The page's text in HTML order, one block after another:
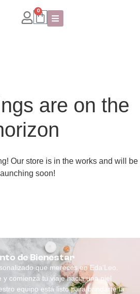
0
are on the
Our store is in the works and will be
launching soon!
de Bienestar
que mereces en Eda’Leo.
y comienza tu viaje hacia una piel
equipo está listo para brindarte la